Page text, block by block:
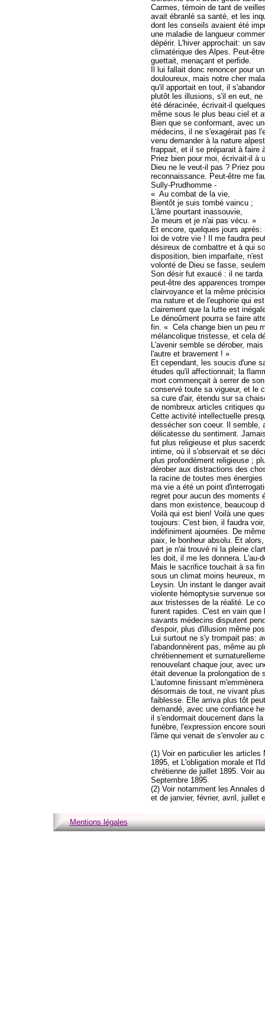
Carmes, témoin de tant de
avait ébranlé sa santé, et les
dont les conseils avaient été
une maladie de langueur
dépérir. L'hiver approchait: un
climatérique des Alpes. Peut-
guettait, menaçant et perfide.
Il lui fallait donc renoncer pour
douloureux, mais notre cher
qu'il apportait en tout, il
plutôt les illusions, s'il en eut,
été déracinée, écrivait-il
même sous le plus beau ciel et
Bien que se conformant, avec
médecins, il ne s'exagérait pas
venu demander à la nature
frappait, et il se préparait à faire
Priez bien pour moi, écrivait-il à
Dieu ne le veut-il pas ? Priez
reconnaissance. Peut-être me
Sully-Prudhomme -
« Au combat de la vie,
Bientôt je suis tombé vaincu ;
L'âme pourtant inassouvie,
Je meurs et je n'ai pas vécu. »
Et encore, quelques jours
loi de votre vie ! Il me faudra
désireux de combattre et à qui
disposition, bien imparfaite,
volonté de Dieu se fasse,
Son désir fut exaucé : il ne
peut-être des apparences
clairvoyance et la même
ma nature et de l'euphorie qui
clairement que la lutte est
Le dénoûment pourra se faire
fin. « Cela change bien un peu
mélancolique tristesse, et cela
L'avenir semble se dérober,
l'autre et bravement ! »
Et cependant, les soucis d'une
études qu'il affectionnait; la
mort commençait à serrer de
conservé toute sa vigueur, et le
sa cure d'air, étendu sur sa
de nombreux articles critiques
Cette activité intellectuelle
dessécher son coeur. Il semble,
délicatesse du sentiment.
fut plus religieuse et plus
intime, où il s'observait et se
plus profondément religieuse ;
dérober aux distractions des
la racine de toutes mes
ma vie a été un point
regret pour aucun des moments
dans mon existence, beaucoup
Voilà qui est bien! Voilà une
toujours: C'est bien, il faudra
indéfiniment ajournées. De
paix, le bonheur absolu. Et
part je n'ai trouvé ni la pleine
les doit, il me les donnera.
Mais le sacrifice touchait à sa
sous un climat moins heureux,
Leysin. Un instant le danger
violente hémoptysie survenue
aux tristesses de la réalité. Le
furent rapides. C'est en vain
savants médecins disputent
d'espoir, plus d'illusion même
Lui surtout ne s'y trompait pas:
l'abandonnèrent pas, même au
chrétiennement et
renouvelant chaque jour, avec
était devenue la prolongation
L'automne finissant
désormais de tout, ne vivant
faiblesse. Elle arriva plus tôt
demandé, avec une confiance
il s'endormait doucement dans
funèbre, l'expression encore
l'âme qui venait de s'envoler au
(1) Voir en particulier les
1895, et L'obligation morale et
chrétienne de juillet 1895. Voir
Septembre 1895.
(2) Voir notamment les Annales
et de janvier, février, avril, juillet
Mentions légales